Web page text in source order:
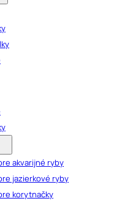
akvarijné ryby
jazierkové ryby
korytnačky